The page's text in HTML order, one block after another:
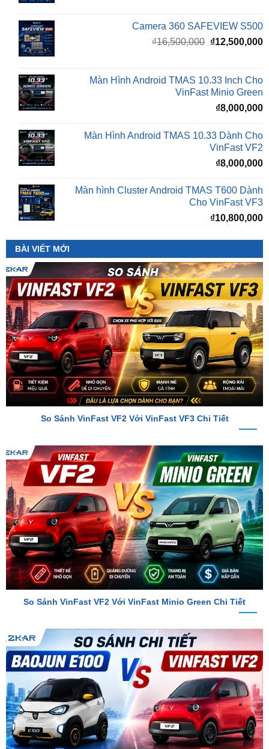
gốc
₫16,500,000.
Màn Hình Android TMAS 10.33 Inch Cho
₫8,000,000
Màn Hình Android TMAS 10.33 Dành Cho
₫8,000,000
Màn hình Cluster Android TMAS T600 Dành
Cho VinFast VF3
₫10,800,000
BÀI VIẾT MỚI
So Sánh VinFast VF2 Với VinFast VF3 Chi Tiết
So Sánh VinFast VF2 Với VinFast Minio Green Chi Tiết